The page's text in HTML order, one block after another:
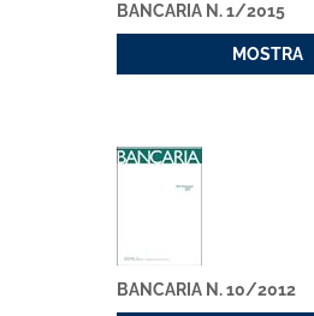
BANCARIA N. 1/2015
MOSTRA
BANCARIA N. 10/2012